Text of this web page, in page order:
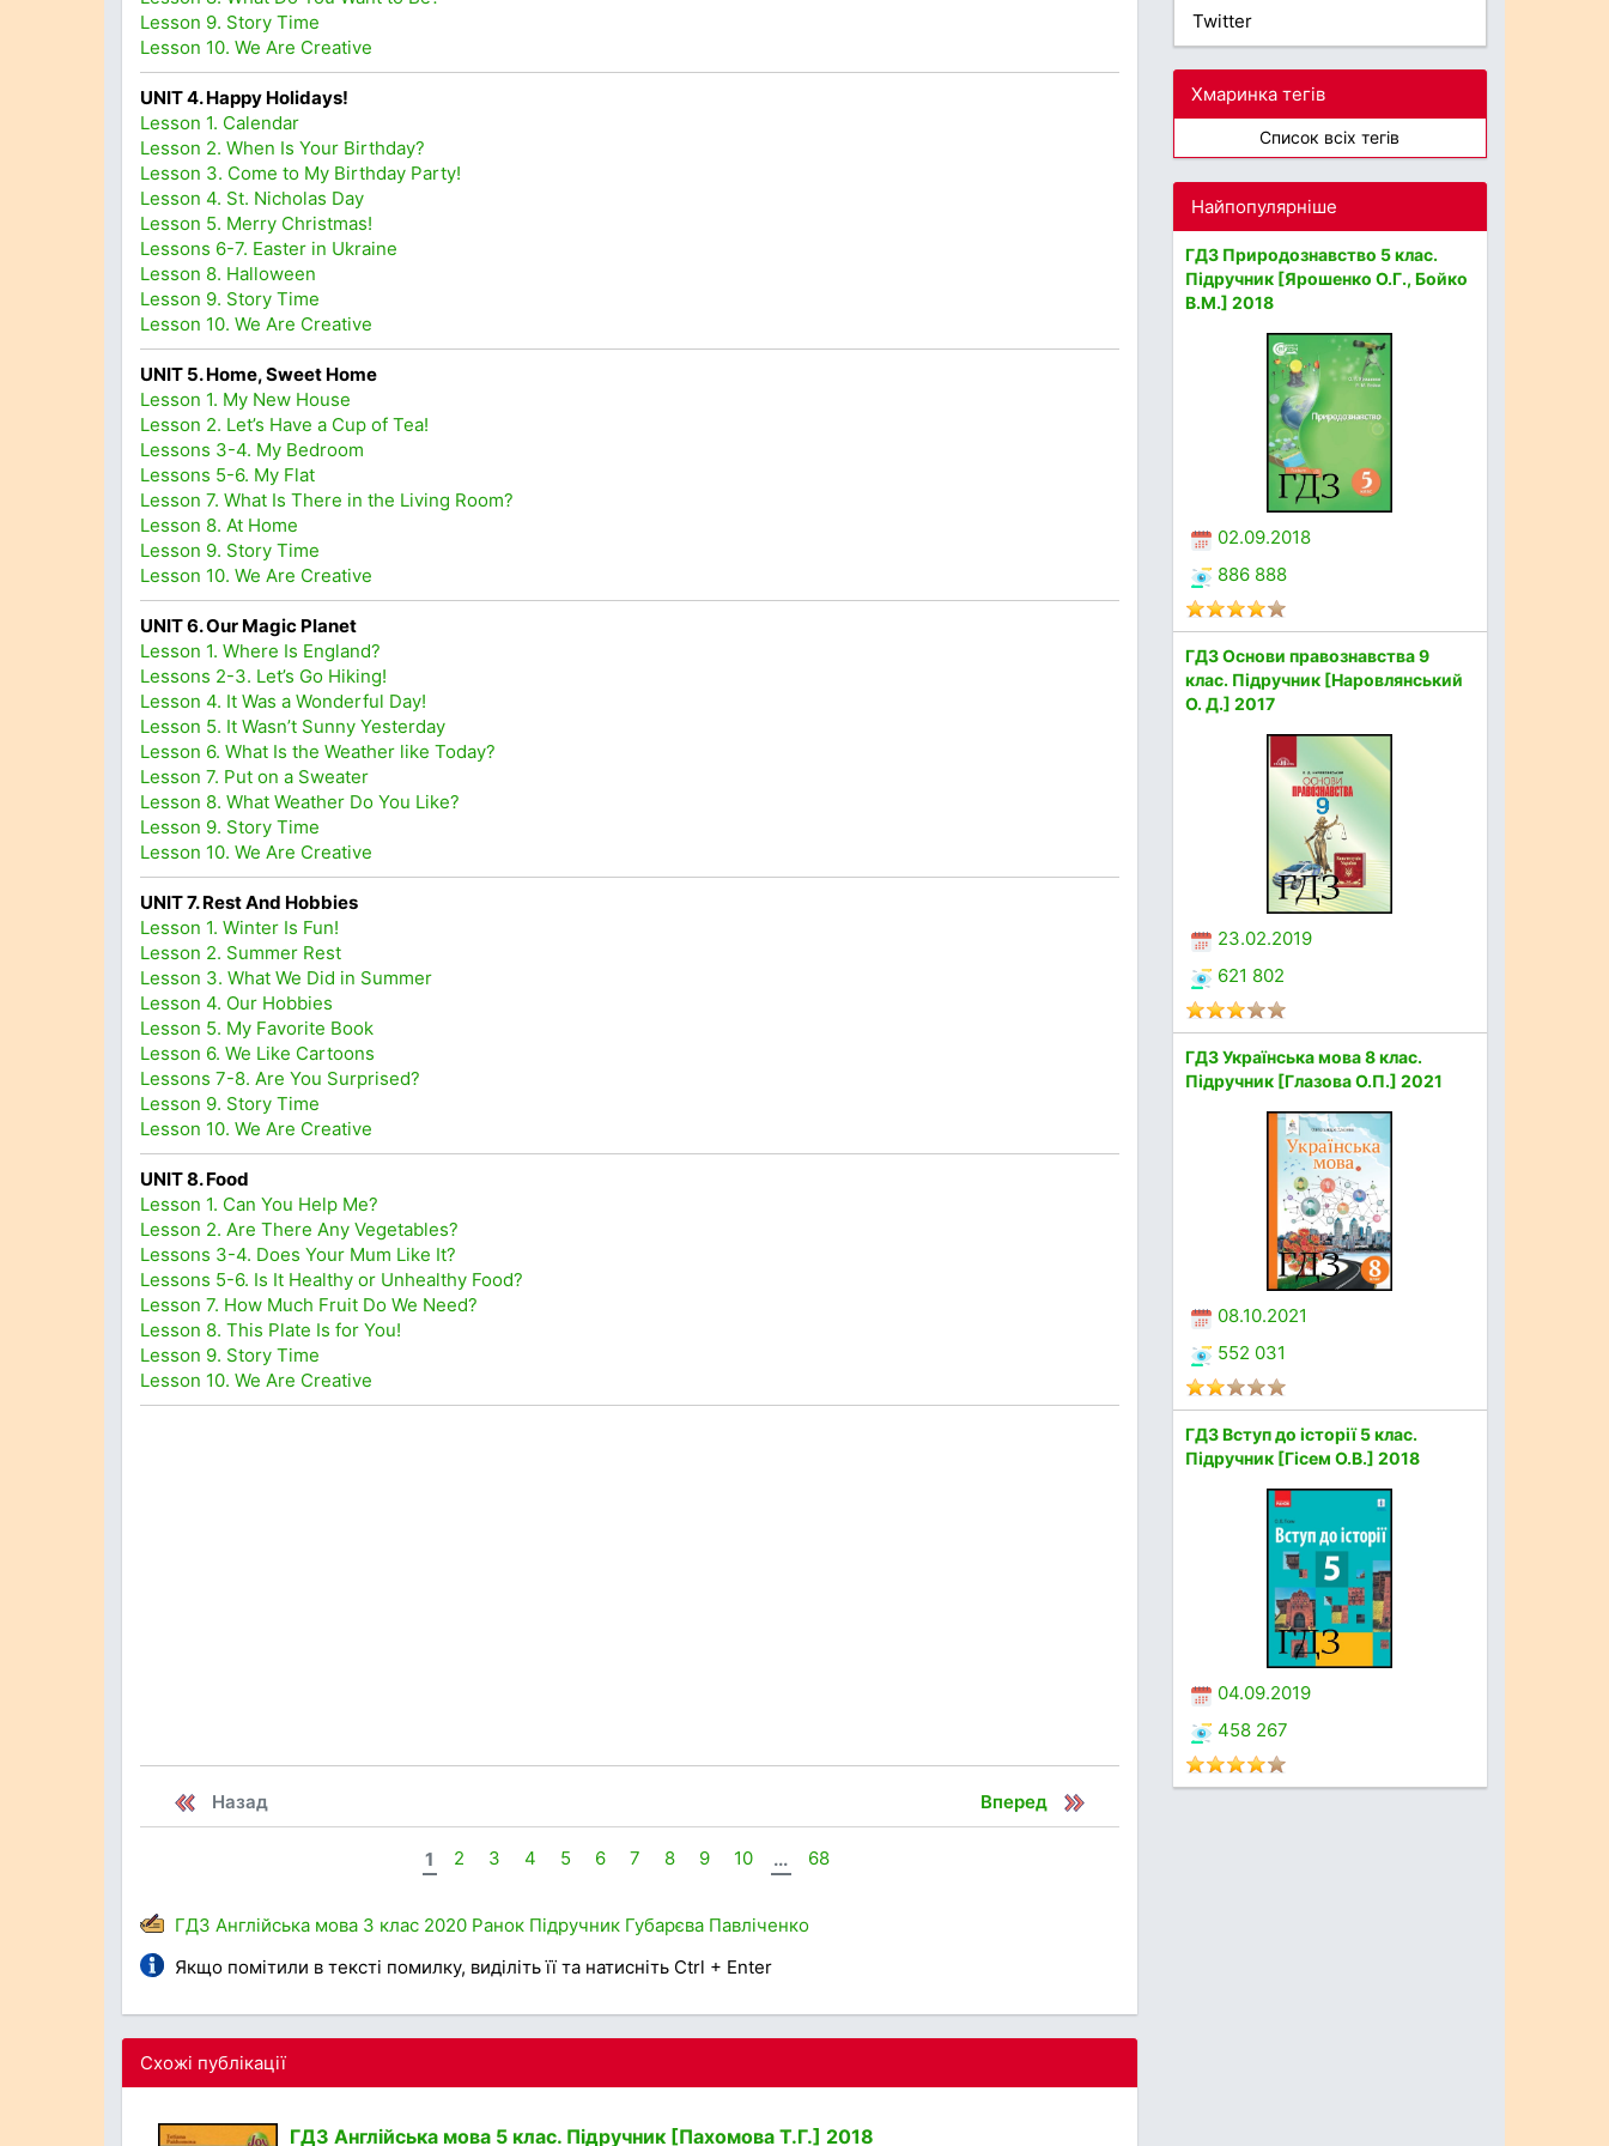
Lesson 9. Story Time
Lesson 10. We Are Creative
UNIT 4. Happy Holidays!
Lesson 1. Calendar
Lesson 2. When Is Your Birthday?
Lesson 3. Come to My Birthday Party!
Lesson 4. St. Nicholas Day
Lesson 5. Merry Christmas!
Lessons 6-7. Easter in Ukraine
Lesson 8. Halloween
Lesson 9. Story Time
Lesson 10. We Are Creative
UNIT 5. Home, Sweet Home
Lesson 1. My New House
Lesson 2. Let’s Have a Cup of Tea!
Lessons 3-4. My Bedroom
Lessons 5-6. My Flat
Lesson 7. What Is There in the Living Room?
Lesson 8. At Home
Lesson 9. Story Time
Lesson 10. We Are Creative
UNIT 6. Our Magic Planet
Lesson 1. Where Is England?
Lessons 2-3. Let’s Go Hiking!
Lesson 4. It Was a Wonderful Day!
Lesson 5. It Wasn’t Sunny Yesterday
Lesson 6. What Is the Weather like Today?
Lesson 7. Put on a Sweater
Lesson 8. What Weather Do You Like?
Lesson 9. Story Time
Lesson 10. We Are Creative
UNIT 7. Rest And Hobbies
Lesson 1. Winter Is Fun!
Lesson 2. Summer Rest
Lesson 3. What We Did in Summer
Lesson 4. Our Hobbies
Lesson 5. My Favorite Book
Lesson 6. We Like Cartoons
Lessons 7-8. Are You Surprised?
Lesson 9. Story Time
Lesson 10. We Are Creative
UNIT 8. Food
Lesson 1. Can You Help Me?
Lesson 2. Are There Any Vegetables?
Lessons 3-4. Does Your Mum Like It?
Lessons 5-6. Is It Healthy or Unhealthy Food?
Lesson 7. How Much Fruit Do We Need?
Lesson 8. This Plate Is for You!
Lesson 9. Story Time
Lesson 10. We Are Creative
Назад Вперед
1 2 3 4 5 6 7 8 9 10 ... 68
ГДЗ Англійська мова 3 клас 2020 Ранок Підручник Губарєва Павліченко
Якщо помітили в тексті помилку, виділіть її та натисніть Ctrl + Enter
Схожі публікації
ГДЗ Англійська мова 5 клас. Підручник [Пахомова Т.Г.] 2018
Twitter
Хмаринка тегів
Список всіх тегів
Найпопулярніше
ГДЗ Природознавство 5 клас.
Підручник [Ярошенко О.Г., Бойко
В.М.] 2018
02.09.2018
886 888
ГДЗ Основи правознавства 9
клас. Підручник [Наровлянський
О. Д.] 2017
23.02.2019
621 802
ГДЗ Українська мова 8 клас.
Підручник [Глазова О.П.] 2021
08.10.2021
552 031
ГДЗ Вступ до історії 5 клас.
Підручник [Гісем О.В.] 2018
04.09.2019
458 267